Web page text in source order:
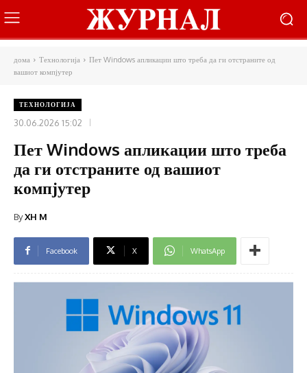
дома Технологија
Пет Windows апликации што треба да ги отстраните од
вашиот компјутер
ТЕХНОЛОГИЈА
30.06.2026 15:02
Пет Windows апликации што треба
да ги отстраните од вашиот
компјутер
ByXH M
Facebook X WhatsApp